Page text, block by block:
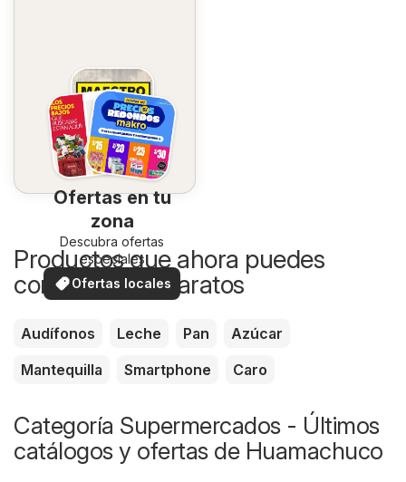
Ofertas en tu
zona
Descubra ofertas
especiales
Ofertas locales
Productos que ahora puedes
comprar más baratos
Audífonos Leche Pan
Azúcar
Mantequilla
Smartphone Caro
Categoría Supermercados - Últimos
catálogos y ofertas de Huamachuco